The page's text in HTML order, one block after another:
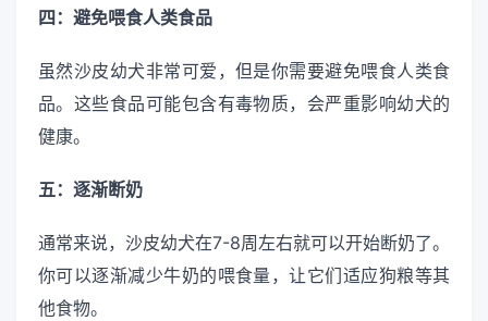
四：避免喂食人类食品
虽然沙皮幼犬非常可爱，但是你需要避免喂食人类食
品。这些食品可能包含有毒物质，会严重影响幼犬的
健康。
五：逐渐断奶
通常来说，沙皮幼犬在7-8周左右就可以开始断奶了。
你可以逐渐减少牛奶的喂食量，让它们适应狗粮等其
他食物。